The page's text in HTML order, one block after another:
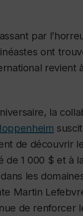
par
ont
revient
la
de découvrir
de 1 000 $ et à
les
Martin
de renforcer